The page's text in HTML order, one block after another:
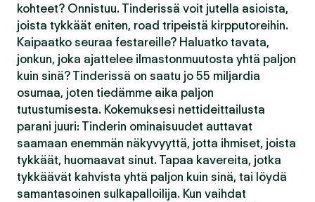
kohteet? Onnistuu. Tinderissä voit jutella asioista,
joista tykkäät eniten, road tripeistä kirpputoreihin.
Kaipaatko seuraa festareille? Haluatko tavata,
jonkun, joka ajattelee ilmastonmuutosta yhtä paljon
kuin sinä? Tinderissä on saatu jo 55 miljardia
osumaa, joten tiedämme aika paljon
tutustumisesta. Kokemuksesi nettideittailusta
parani juuri: Tinderin ominaisuudet auttavat
saamaan enemmän näkyvyyttä, jotta ihmiset, joista
tykkäät, huomaavat sinut. Tapaa kavereita, jotka
tykkäävät kahvista yhtä paljon kuin sinä, tai löydä
samantasoinen sulkapalloilija. Kun vaihdat